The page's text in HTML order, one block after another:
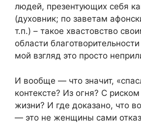
людей, презентующих себя
(духовник; по заветам
т.п.) – такое хвастовство
области
мой взгляд это просто
И вообще — что значит,
контексте? Из огня? С
жизни? И где доказано, что
— это не женщины сами